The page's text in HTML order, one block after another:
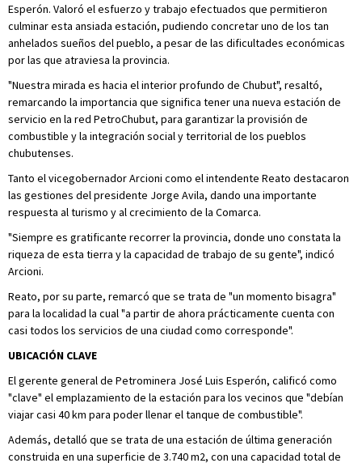
Esperón. Valoró el esfuerzo y trabajo efectuados que permitieron
culminar esta ansiada estación, pudiendo concretar uno de los tan
anhelados sueños del pueblo, a pesar de las dificultades económicas
por las que atraviesa la provincia.
"Nuestra mirada es hacia el interior profundo de Chubut", resaltó,
remarcando la importancia que significa tener una nueva estación de
servicio en la red PetroChubut, para garantizar la provisión de
combustible y la integración social y territorial de los pueblos
chubutenses.
Tanto el vicegobernador Arcioni como el intendente Reato destacaron
las gestiones del presidente Jorge Avila, dando una importante
respuesta al turismo y al crecimiento de la Comarca.
"Siempre es gratificante recorrer la provincia, donde uno constata la
riqueza de esta tierra y la capacidad de trabajo de su gente", indicó
Arcioni.
Reato, por su parte, remarcó que se trata de "un momento bisagra"
para la localidad la cual "a partir de ahora prácticamente cuenta con
casi todos los servicios de una ciudad como corresponde".
UBICACIÓN CLAVE
El gerente general de Petrominera José Luis Esperón, calificó como
"clave" el emplazamiento de la estación para los vecinos que "debían
viajar casi 40 km para poder llenar el tanque de combustible".
Además, detalló que se trata de una estación de última generación
construida en una superficie de 3.740 m2, con una capacidad total de